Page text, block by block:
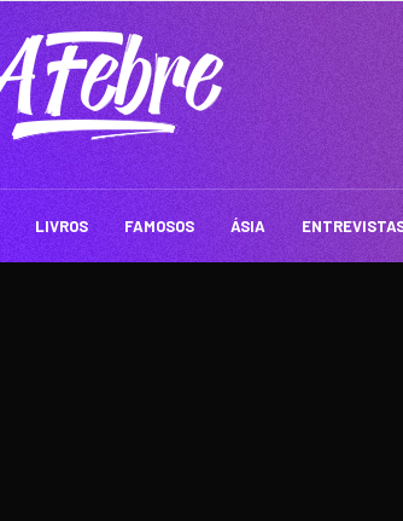
LIVROS FAMOSOS ÁSIA